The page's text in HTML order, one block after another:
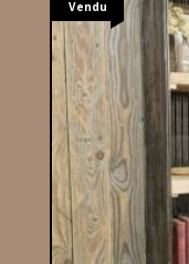
Vendu